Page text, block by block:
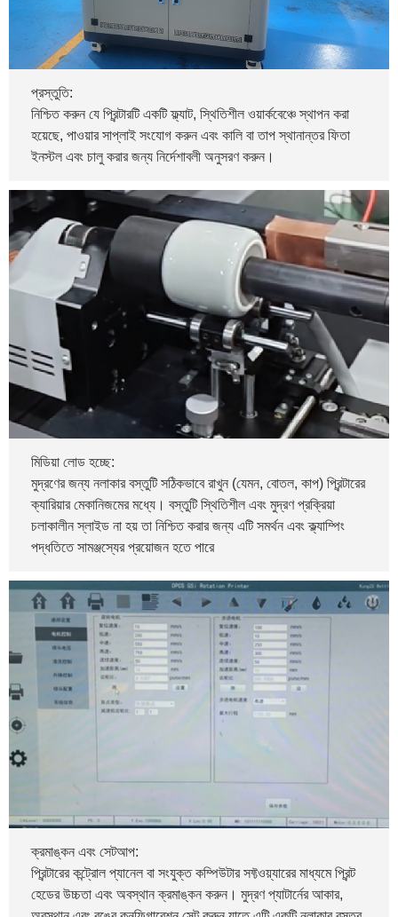
প্রস্তুতি:
নিশ্চিত করুন যে প্রিন্টারটি একটি ফ্ল্যাট, স্থিতিশীল ওয়ার্কবেঞ্চে স্থাপন করা
হয়েছে, পাওয়ার সাপ্লাই সংযোগ করুন এবং কালি বা তাপ স্থানান্তর ফিতা
ইনস্টল এবং চালু করার জন্য নির্দেশাবলী অনুসরণ করুন।
মিডিয়া লোড হচ্ছে:
মুদ্রণের জন্য নলাকার বস্তুটি সঠিকভাবে রাখুন (যেমন, বোতল, কাপ) প্রিন্টারের
ক্যারিয়ার মেকানিজমের মধ্যে। বস্তুটি স্থিতিশীল এবং মুদ্রণ প্রক্রিয়া
চলাকালীন স্লাইড না হয় তা নিশ্চিত করার জন্য এটি সমর্থন এবং ক্ল্যাম্পিং
পদ্ধতিতে সামঞ্জস্যের প্রয়োজন হতে পারে
ক্রমাঙ্কন এবং সেটআপ:
প্রিন্টারের কন্ট্রোল প্যানেল বা সংযুক্ত কম্পিউটার সফ্টওয়্যারের মাধ্যমে প্রিন্ট
হেডের উচ্চতা এবং অবস্থান ক্রমাঙ্কন করুন। মুদ্রণ প্যাটার্নের আকার,